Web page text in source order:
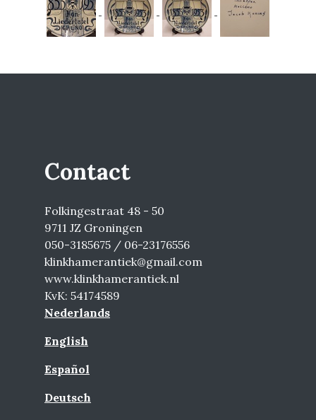
Contact
Folkingestraat 48 - 50
9711 JZ Groningen
050-3185675 / 06-23176556
klinkhamerantiek@gmail.com
www.klinkhamerantiek.nl
KvK: 54174589
Nederlands
English
Español
Deutsch